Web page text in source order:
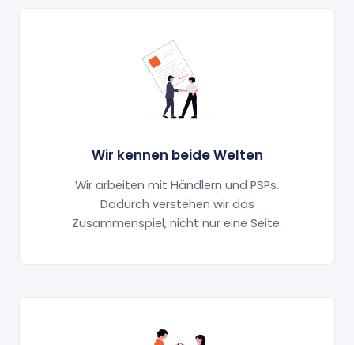
Wir kennen beide Welten
Wir arbeiten mit Händlern und PSPs.
Dadurch verstehen wir das
Zusammenspiel, nicht nur eine Seite.